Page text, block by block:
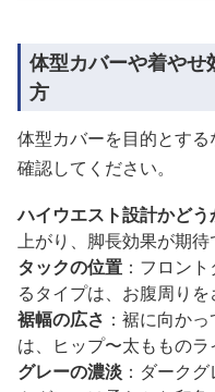
体型カバーや着やせ
方
体型カバーを目的とす
確認してください。
ハイウエスト設計かどう
上がり、脚長効果が期待
タックの位置 ：フロン
るタイプは、お腹周りを
裾幅の広さ ：裾に向か
は、ヒップ〜太もものラ
グレーの濃淡 ：ダーク